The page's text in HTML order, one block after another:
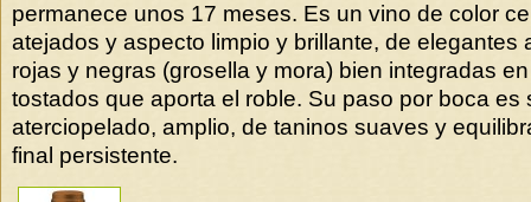
permanece unos 17 meses. Es un vino de color
atejados y aspecto limpio y brillante, de elegantes
rojas y negras (grosella y mora) bien integradas
tostados que aporta el roble. Su paso por boca es
aterciopelado, amplio, de taninos suaves y
final persistente.